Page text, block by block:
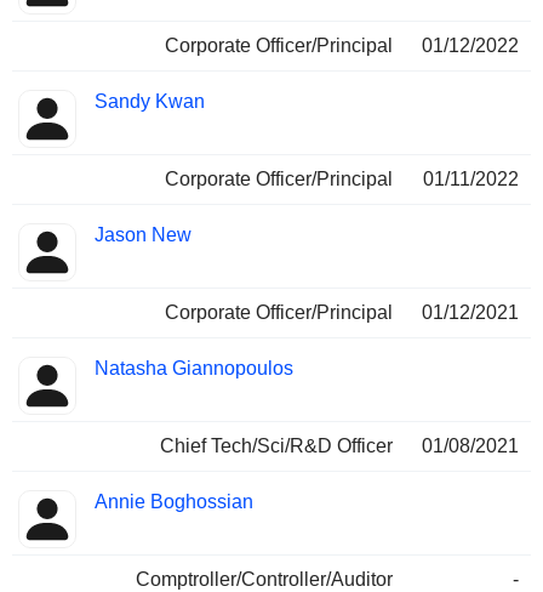
Corporate Officer/Principal 01/12/2022
Sandy Kwan
Corporate Officer/Principal 01/11/2022
Jason New
Corporate Officer/Principal 01/12/2021
Natasha Giannopoulos
Chief Tech/Sci/R&D Officer 01/08/2021
Annie Boghossian
Comptroller/Controller/Auditor -